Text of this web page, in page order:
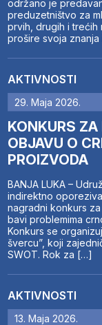
održano je
preduzetništvo za
prvih, drugih i trećih
prošire svoja
AKTIVNOSTI
29. Maja 2026.
KONKURS
OBJAVU O
PROIZVODA
BANJA LUKA –
indirektno
nagradni konkurs
bavi problemima
Konkurs se
švercu”, koji
SWOT. Rok za […]
AKTIVNOSTI
13. Maja 2026.